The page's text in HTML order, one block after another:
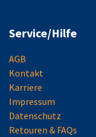
Service/Hilfe
AGB
Kontakt
Karriere
Impressum
Datenschutz
Retouren & FAQs